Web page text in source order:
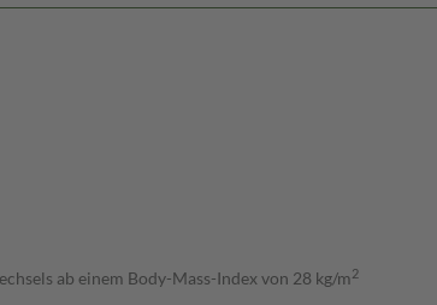
ab einem Body-Mass-Index von 28 kg/m2